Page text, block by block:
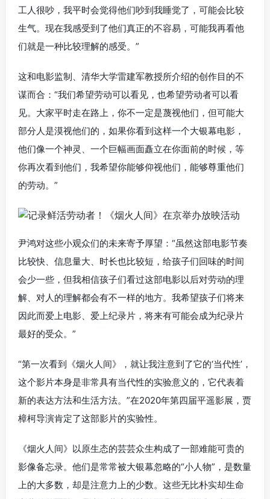
工人很吵，我平时会觉得他们吵到我睡觉了，可能会比较
生气。现在我感受到了他们真正的不容易，可能我再看他
们就是一种比较理解的感受。”
这和电影监制、清华大学雷建军教授所介绍的创作目的不
谋而合：“我们希望劳动可以看见，也希望劳动者可以看
见。大家平时走在路上，你不一定是蔑视他们，但可能大
部分人是漠视他们的，如果你看到这样一个大银幕电影，
他们像一个神灵、一个巨幅画面矗立在你面前的时候，等
你再次看到他们，我希望你能够仰视他们，能够尊重他们
的劳动。”
尹鸿对这些小观众们的未来寄予厚望：“虽然这部电影节奏
比较快、信息量大、时长也比较短，给孩子们回味的时间
会少一些，但我相信孩子们看过这部电影以后对劳动的理
解、对人的理解都会有不一样的地方。我希望孩子们将来
因此而爱上电影、爱上纪录片，将来有可能会成为纪录片
最好的受众。”
“第一次看到《烟火人间》，就让我注意到了它的‘当代性’，
这个影片本身是非常具有当代性的实验意义的，它代表着
新的表达方法和生活方法。”在2020年第四届平遥影展，贾
樟柯导演肯定了这部影片的实验性。
《烟火人间》以原生态的芸芸众生构成了一部难能可贵的
影像备忘录。他们是常常被大银幕忽略的“小人物”，是数量
上的大多数，却是注意力上的少数。这些无比朴实却生命